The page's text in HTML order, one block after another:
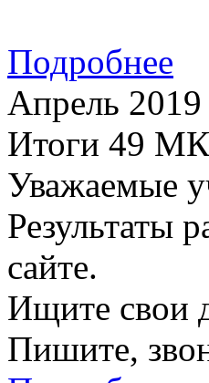
Подробнее
Апрель 2019
Итоги 49
Уважаемые
Результаты
сайте.
Ищите свои
Пишите,